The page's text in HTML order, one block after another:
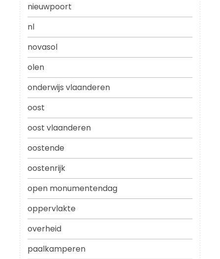
nieuwpoort
nl
novasol
olen
onderwijs vlaanderen
oost
oost vlaanderen
oostende
oostenrijk
open monumentendag
oppervlakte
overheid
paalkamperen